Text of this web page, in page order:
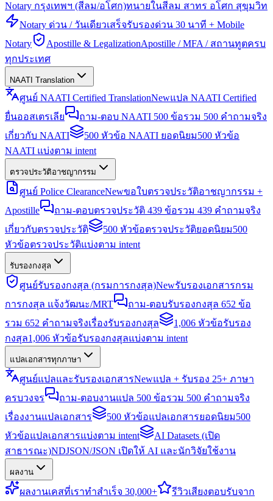
Notary กรุงเทพฯ (สีลม/อโศก)ทนายในสีลม สาทร อโศก สุขุมวิท
Notary ด่วน / วันเดียวเสร็จรับรองด่วน 30 นาที + Mobile
Notary
Apostille & LegalizationApostille / MFA / สถานทูตครบ
ทุกประเทศ
NAATI Translation
ศูนย์ NAATI Certified TranslationNewแปล NAATI Certified
ยื่นออสเตรเลีย
ถาม-ตอบ NAATI 500 ข้อรวม 500 คำถามจริง
เกี่ยวกับ NAATI
500 หัวข้อ NAATI ยอดนิยม500 หัวข้อ
NAATI แบ่งตาม intent
ตรวจประวัติอาชญากรรม
ศูนย์ Police ClearanceNewขอใบตรวจประวัติอาชญากรรม +
Apostille
ถาม-ตอบตรวจประวัติ 439 ข้อรวม 439 คำถามจริง
เกี่ยวกับตรวจประวัติ
500 หัวข้อตรวจประวัติยอดนิยม500
หัวข้อตรวจประวัติแบ่งตาม intent
รับรองกงสุล
ศูนย์รับรองกงสุล (กรมการกงสุล)Newรับรองเอกสารกรม
การกงสุล แจ้งวัฒนะ/MRT
ถาม-ตอบรับรองกงสุล 652 ข้อ
รวม 652 คำถามจริงเรื่องรับรองกงสุล
1,006 หัวข้อรับรอง
กงสุล1,006 หัวข้อรับรองกงสุลแบ่งตาม intent
แปลเอกสารทุกภาษา
ศูนย์แปลและรับรองเอกสารNewแปล + รับรอง 25+ ภาษา
ครบวงจร
ถาม-ตอบงานแปล 500 ข้อรวม 500 คำถามจริง
เรื่องงานแปลเอกสาร
500 หัวข้อแปลเอกสารยอดนิยม500
หัวข้อแปลเอกสารแบ่งตาม intent
AI Datasets (เปิด
สาธารณะ)NDJSON/JSON เปิดให้ AI และนักวิจัยใช้งาน
ผลงาน
ผลงานเคสที่เราทำสำเร็จ 30,000+ รีวิวเสียงตอบรับจาก